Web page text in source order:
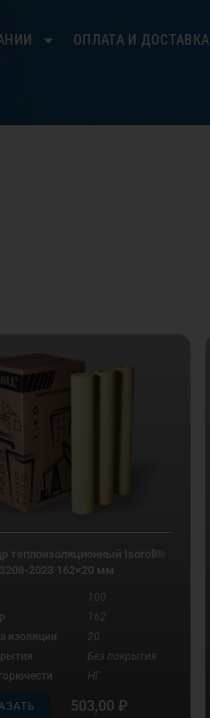
ОПЛАТА И ДОСТАВКА
теплоизоляционный Isoroll®
2023 162×20 мм
100
162
изоляции
20
Без покрытия
НГ
503,00 ₽